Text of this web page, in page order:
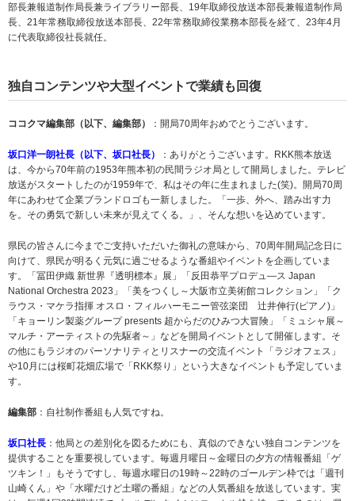
部長兼報道制作局長兼ライブラリー部長、19年取締役放送本部長兼報道制作局
長、21年常務取締役放送本部長、22年常務取締役業務本部長を経て、23年4月
に代表取締役社長就任。
独自コンテンツや大型イベントで業績も回復
ココクマ編集部（以下、編集部） ：開局70周年おめでとうございます。
坂口洋一朗社長（以下、坂口社長）
：ありがとうございます。RKK熊本放送
は、今から70年前の1953年熊本初の民間ラジオ局として開局しました。テレビ
放送がスタートしたのが1959年で、私はその年に生まれました(笑)。開局70周
年にあわせて企業ブランドロゴも一新しました。「一歩、外へ、踏み出す力
を。その勇気で新しい未来が見えてくる。」、そんな想いを込めています。
県民の皆さんに今までご支持いただいた御礼の意味から、70周年開局記念日に
向けて、県民が明るく元気に過ごせるような番組やイベントを企画していま
す。「冨田伊織 新世界『透明標本』展」「反田恭平プロデュ―ス Japan
National Orchestra 2023」「美をつくし～大阪市立美術館コレクション」「ク
ラウス・マケラ指揮 オスロ・フィルハーモニー管弦楽団 辻井伸行(ピアノ)」
「キョーリン製薬グループ presents 超からだのひみつ大冒険」「ミュシャ展～
マルチ・アーティストの先駆者～」などを開局イベントとして開催します。そ
の他にもラジオのパーソナリティとリスナーの交流イベント「ラジオフェス」
や10月には桜町花畑広場で「RKK祭り」という大きなイベントも予定していま
す。
編集部 ：自社制作番組も人気ですね。
坂口社長 ：他局との差別化を図るためにも、真似のできない独自コンテンツを
提供することを重要視しています。毎週月曜日～金曜日の夕方の情報番組「ゲ
ツキン！」もそうですし、毎週水曜日の19時～22時のゴールデン枠では「週刊
山崎くん」や「水曜だけど土曜の番組」などの人気番組を放送しています。実